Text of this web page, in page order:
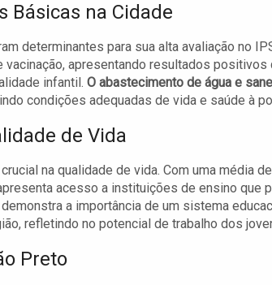
Básicas na Cidade
determinantes para sua alta avaliação no
vacinação, apresentando resultados
infantil. O abastecimento de água e
condições adequadas de vida e saúde à
de Vida
na qualidade de vida. Com uma média
acesso a instituições de ensino que
a importância de um sistema
refletindo no potencial de trabalho dos
Preto